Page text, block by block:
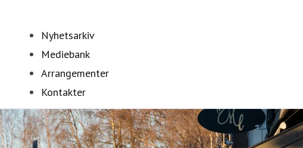
Nyhetsarkiv
Mediebank
Arrangementer
Kontakter